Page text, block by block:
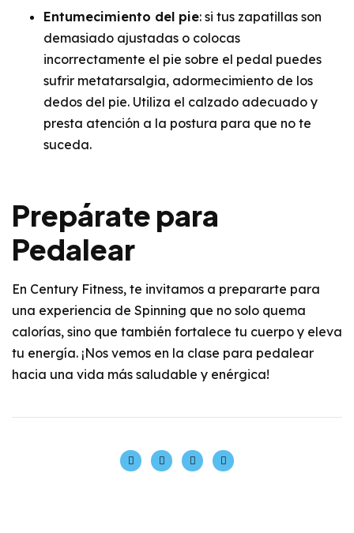
Entumecimiento del pie: si tus zapatillas son
demasiado ajustadas o colocas
incorrectamente el pie sobre el pedal puedes
sufrir metatarsalgia, adormecimiento de los
dedos del pie. Utiliza el calzado adecuado y
presta atención a la postura para que no te
suceda.
Prepárate para
Pedalear
En Century Fitness, te invitamos a prepararte para
una experiencia de Spinning que no solo quema
calorías, sino que también fortalece tu cuerpo y eleva
tu energía. ¡Nos vemos en la clase para pedalear
hacia una vida más saludable y enérgica!